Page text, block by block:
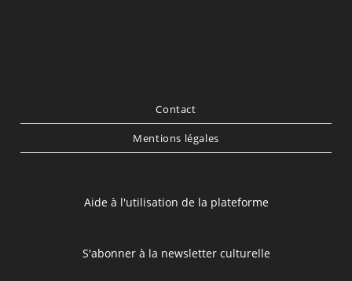
Contact
Mentions légales
Aide à l'utilisation de la plateforme
S'abonner à la newsletter culturelle